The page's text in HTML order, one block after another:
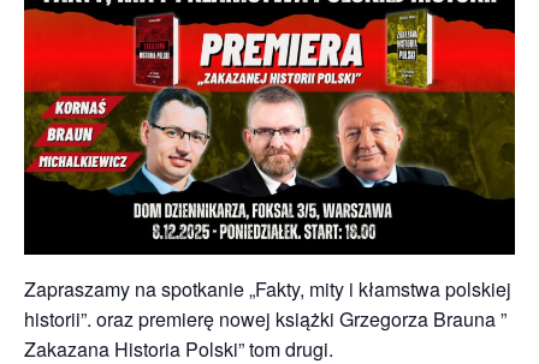
Zapraszamy na spotkanie „Fakty, mity i kłamstwa polskiej
historii”. oraz premierę nowej książki Grzegorza Brauna ”
Zakazana Historia Polski” tom drugi.